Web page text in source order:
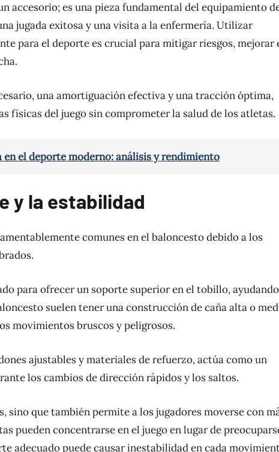
accesorio; es una pieza fundamental del equipamiento
jugada exitosa y una visita a la enfermería. Utilizar
para el deporte es crucial para mitigar riesgos, mejorar
una amortiguación efectiva y una tracción óptima,
físicas del juego sin comprometer la salud de los atletas.
el deporte moderno: análisis y rendimiento
y la estabilidad
comunes en el baloncesto debido a los
para ofrecer un soporte superior en el tobillo,
suelen tener una construcción de caña alta o
movimientos bruscos y peligrosos.
ajustables y materiales de refuerzo, actúa como un
los cambios de dirección rápidos y los saltos.
sino que también permite a los jugadores moverse con
pueden concentrarse en el juego en lugar de
adecuado puede causar inestabilidad en cada